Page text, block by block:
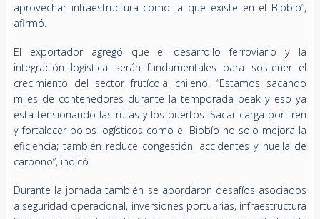
aprovechar infraestructura como la que existe en el Biobío”,
afirmó.
El exportador agregó que el desarrollo ferroviario y la
integración logística serán fundamentales para sostener el
crecimiento del sector frutícola chileno. “Estamos sacando
miles de contenedores durante la temporada peak y eso ya
está tensionando las rutas y los puertos. Sacar carga por tren
y fortalecer polos logísticos como el Biobío no solo mejora la
eficiencia; también reduce congestión, accidentes y huella de
carbono”, indicó.
Durante la jornada también se abordaron desafíos asociados
a seguridad operacional, inversiones portuarias, infraestructura